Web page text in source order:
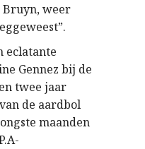
weer
eclatante
Gennez bij de
twee jaar
de aardbol
maanden